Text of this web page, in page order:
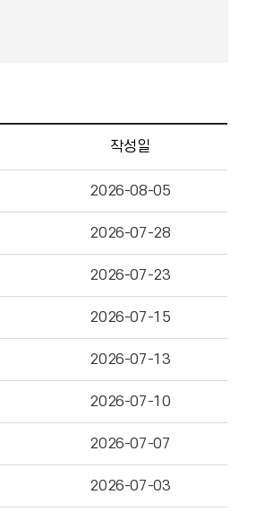
작성일
2026-08-05
2026-07-28
2026-07-23
2026-07-15
2026-07-13
2026-07-10
2026-07-07
2026-07-03